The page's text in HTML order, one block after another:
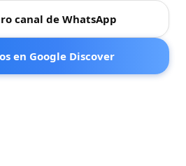
canal de WhatsApp
en Google Discover